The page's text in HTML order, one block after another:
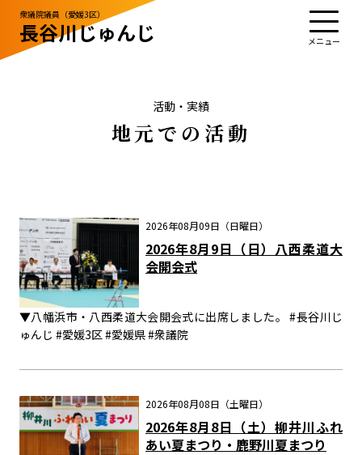
衆議院議員（愛媛3区）
長谷川じゅんじ
TOPプロフィール活動・実績
お知らせ応援する
活動・実績
地元での活動
2026年08月09日（日曜日）
2026年8月9日（日）八西柔道大
会開会式
▼八幡浜市・八西柔道大会開会式に出席しました。 #長谷川じ
ゅんじ #愛媛3区 #愛媛県 #衆議院
2026年08月08日（土曜日）
2026年8月8日（土）柳井川ふれ
あい夏まつり・鹿野川夏まつり